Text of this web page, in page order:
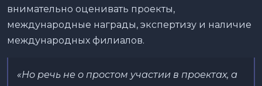
внимательно оценивать проекты,
международные награды, экспертизу и наличие
международных филиалов.
«Но речь не о простом участии в проектах, а